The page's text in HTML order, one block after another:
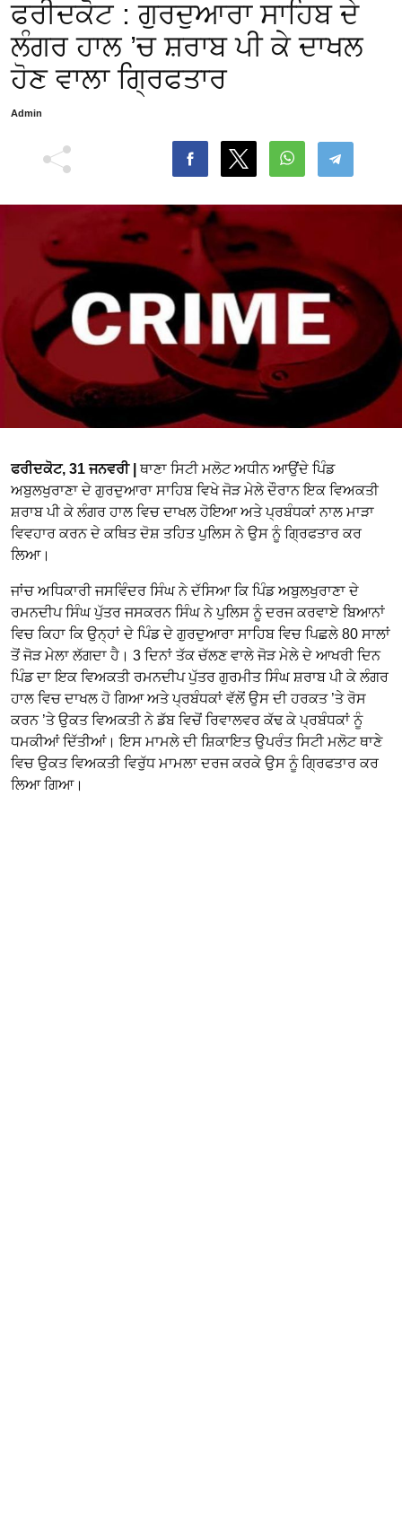
ਫਰੀਦਕੋਟ : ਗੁਰਦੁਆਰਾ ਸਾਹਿਬ ਦੇ
ਲੰਗਰ ਹਾਲ ’ਚ ਸ਼ਰਾਬ ਪੀ ਕੇ ਦਾਖਲ
ਹੋਣ ਵਾਲਾ ਗ੍ਰਿਫਤਾਰ
Admin
ਫਰੀਦਕੋਟ, 31 ਜਨਵਰੀ |
ਥਾਣਾ ਸਿਟੀ ਮਲੋਟ ਅਧੀਨ ਆਉਂਦੇ ਪਿੰਡ
ਅਬੁਲਖੁਰਾਣਾ ਦੇ ਗੁਰਦੁਆਰਾ ਸਾਹਿਬ ਵਿਖੇ ਜੋੜ ਮੇਲੇ ਦੌਰਾਨ ਇਕ ਵਿਅਕਤੀ
ਸ਼ਰਾਬ ਪੀ ਕੇ ਲੰਗਰ ਹਾਲ ਵਿਚ ਦਾਖਲ ਹੋਇਆ ਅਤੇ ਪ੍ਰਬੰਧਕਾਂ ਨਾਲ ਮਾੜਾ
ਵਿਵਹਾਰ ਕਰਨ ਦੇ ਕਥਿਤ ਦੋਸ਼ ਤਹਿਤ ਪੁਲਿਸ ਨੇ ਉਸ ਨੂੰ ਗ੍ਰਿਫਤਾਰ ਕਰ
ਲਿਆ।
ਜਾਂਚ ਅਧਿਕਾਰੀ ਜਸਵਿੰਦਰ ਸਿੰਘ ਨੇ ਦੱਸਿਆ ਕਿ ਪਿੰਡ ਅਬੁਲਖੁਰਾਣਾ ਦੇ
ਰਮਨਦੀਪ ਸਿੰਘ ਪੁੱਤਰ ਜਸਕਰਨ ਸਿੰਘ ਨੇ ਪੁਲਿਸ ਨੂੰ ਦਰਜ ਕਰਵਾਏ ਬਿਆਨਾਂ
ਵਿਚ ਕਿਹਾ ਕਿ ਉਨ੍ਹਾਂ ਦੇ ਪਿੰਡ ਦੇ ਗੁਰਦੁਆਰਾ ਸਾਹਿਬ ਵਿਚ ਪਿਛਲੇ 80 ਸਾਲਾਂ
ਤੋਂ ਜੋੜ ਮੇਲਾ ਲੱਗਦਾ ਹੈ। 3 ਦਿਨਾਂ ਤੱਕ ਚੱਲਣ ਵਾਲੇ ਜੋੜ ਮੇਲੇ ਦੇ ਆਖਰੀ ਦਿਨ
ਪਿੰਡ ਦਾ ਇਕ ਵਿਅਕਤੀ ਰਮਨਦੀਪ ਪੁੱਤਰ ਗੁਰਮੀਤ ਸਿੰਘ ਸ਼ਰਾਬ ਪੀ ਕੇ ਲੰਗਰ
ਹਾਲ ਵਿਚ ਦਾਖਲ ਹੋ ਗਿਆ ਅਤੇ ਪ੍ਰਬੰਧਕਾਂ ਵੱਲੋਂ ਉਸ ਦੀ ਹਰਕਤ ’ਤੇ ਰੋਸ
ਕਰਨ ’ਤੇ ਉਕਤ ਵਿਅਕਤੀ ਨੇ ਡੱਬ ਵਿਚੋਂ ਰਿਵਾਲਵਰ ਕੱਢ ਕੇ ਪ੍ਰਬੰਧਕਾਂ ਨੂੰ
ਧਮਕੀਆਂ ਦਿੱਤੀਆਂ। ਇਸ ਮਾਮਲੇ ਦੀ ਸ਼ਿਕਾਇਤ ਉਪਰੰਤ ਸਿਟੀ ਮਲੋਟ ਥਾਣੇ
ਵਿਚ ਉਕਤ ਵਿਅਕਤੀ ਵਿਰੁੱਧ ਮਾਮਲਾ ਦਰਜ ਕਰਕੇ ਉਸ ਨੂੰ ਗ੍ਰਿਫਤਾਰ ਕਰ
ਲਿਆ ਗਿਆ।